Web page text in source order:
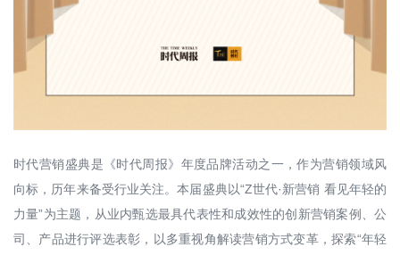
时代营销盛典是《时代周报》年度品牌活动之一，作为营销领域风
向标，历年来备受行业关注。本届盛典以“Z世代·新营销 看见年轻的
力量”为主题，从业内甄选最具代表性和成效性的创新营销案例、公
司、产品进行评选表彰，以多重视角解读营销方式变革，探索“年轻